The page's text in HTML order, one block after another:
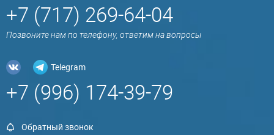
+7 (717) 269-64-04
Позвоните нам по телефону, ответим на вопросы
Telegram
+7 (996) 174-39-79
Обратный звонок